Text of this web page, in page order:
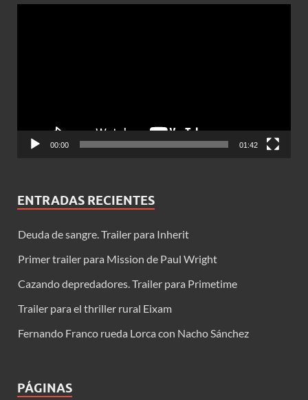
00:00 01:42
ENTRADAS RECIENTES
Deuda de sangre. Trailer para Inherit
Primer trailer para Mission de Paul Wright
Cazando depredadores. Trailer para Primetime
Trailer para el thriller rural Eixam
Fernando Franco rueda Lorca con Nacho Sánchez
PÁGINAS